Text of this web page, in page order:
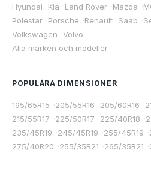
Hyundai ·Kia ·Land Rover ·Mazda ·
Polestar ·Porsche ·Renault ·Saab ·
Volkswagen ·Volvo
Alla märken och modeller
POPULÄRA DIMENSIONER
195/65R15 ·205/55R16 ·205/60R16 ·
215/55R17 ·225/50R17 ·225/40R18 ·
235/45R19 ·245/45R19 ·255/45R19 ·
275/40R20 ·255/35R21 ·265/35R21 ·